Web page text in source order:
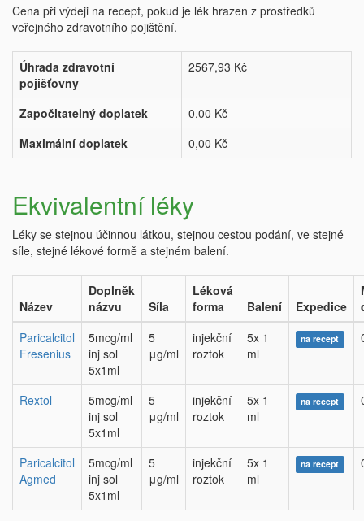
Cena při výdeji na recept, pokud je lék hrazen z prostředků
veřejného zdravotního pojištění.
Úhrada zdravotní
pojišťovny
2567,93 Kč
Započitatelný doplatek
0,00 Kč
Maximální doplatek
0,00 Kč
Ekvivalentní léky
Léky se stejnou účinnou látkou, stejnou cestou podání, ve stejné
síle, stejné lékové formě a stejném balení.
Název
Doplněk
názvu
Síla
Léková
forma
Balení Expedice
Paricalcitol
Fresenius
5mcg/ml
inj sol
5x1ml
5
μg/ml
injekční
roztok
5x 1
ml
na recept
Rextol
5mcg/ml
inj sol
5x1ml
5
μg/ml
injekční
roztok
5x 1
ml
na recept
Paricalcitol
Agmed
5mcg/ml
inj sol
5x1ml
5
μg/ml
injekční
roztok
5x 1
ml
na recept